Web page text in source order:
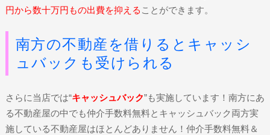
円から数十万円もの出費を抑える ことができます。
南方の不動産を借りるとキャッシ
ュバックも受けられる
さらに当店では“キャッシュバック”も実施しています！南方にあ
る不動産屋の中でも仲介手数料無料とキャッシュバック両方実
施している不動産屋はほとんどありません！仲介手数料無料＆